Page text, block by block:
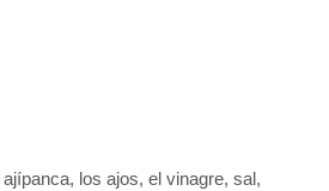
los ajos, el vinagre, sal,